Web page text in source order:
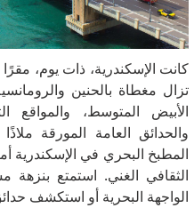
كانت الإسكندرية، ذات يوم، مقرًا
تزال مغطاة بالحنين
الأبيض المتوسط، والمواقع
والحدائق العامة المورقة
المطبخ البحري في الإسكندرية
الثقافي الغني. استمتع
الواجهة البحرية أو استكشف